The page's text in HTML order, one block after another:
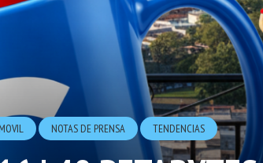
NOTAS DE PRENSA TENDENCIAS